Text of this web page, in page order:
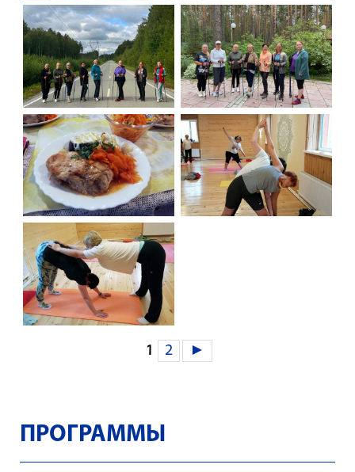
1 2 ►
ПРОГРАММЫ